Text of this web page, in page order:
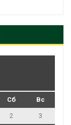
Сб Вс
2 3